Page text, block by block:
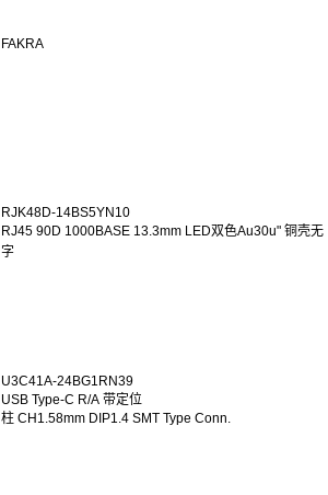
FAKRA
RJK48D-14BS5YN10
RJ45 90D 1000BASE 13.3mm LED双色Au30u" 铜壳无
字
U3C41A-24BG1RN39
USB Type-C R/A 带定位
柱 CH1.58mm DIP1.4 SMT Type Conn.